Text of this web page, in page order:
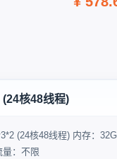
(24核48线程)
(24核48线程) 内存：
：不限